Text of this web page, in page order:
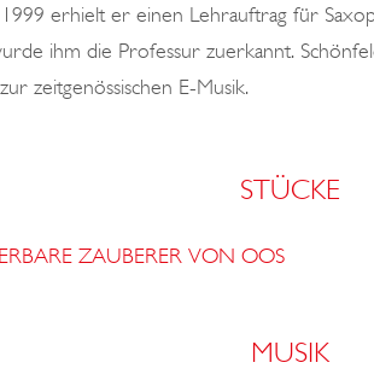
erhielt er einen Lehrauftrag für
ihm die Professur zuerkannt.
zeitgenössischen E-Musik.
STÜCKE
ZAUBERER VON OOS
MUSIK